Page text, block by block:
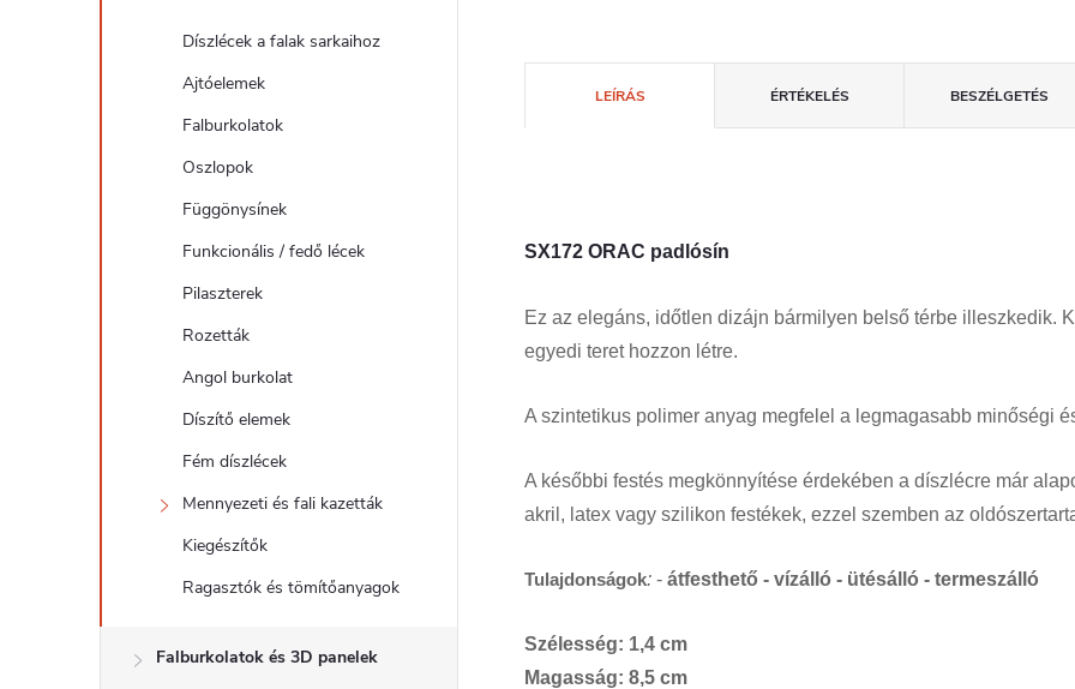
Díszlécek a falak sarkaihoz
Ajtóelemek
Falburkolatok
Oszlopok
Függönysínek
Funkcionális / fedő lécek
Pilaszterek
Rozetták
Angol burkolat
Díszítő elemek
Fém díszlécek
Mennyezeti és fali kazetták
Kiegészítők
Ragasztók és tömítőanyagok
Falburkolatok és 3D panelek
LEÍRÁS ÉRTÉKELÉS BESZÉLGETÉS
SX172 ORAC padlósín
Ez az elegáns, időtlen dizájn bármilyen belső térbe illeszkedik.
egyedi teret hozzon létre.
A szintetikus polimer anyag megfelel a legmagasabb minőségi
A későbbi festés megkönnyítése érdekében a díszlécre már
akril, latex vagy szilikon festékek, ezzel szemben az
Tulajdonságok: - átfesthető - vízálló - ütésálló - termeszálló
Szélesség: 1,4 cm
Magasság: 8,5 cm